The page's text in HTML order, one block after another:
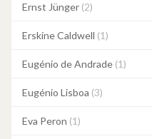
Ernst Jünger (2)
Erskine Caldwell (1)
Eugénio de Andrade (1)
Eugénio Lisboa (3)
Eva Peron (1)